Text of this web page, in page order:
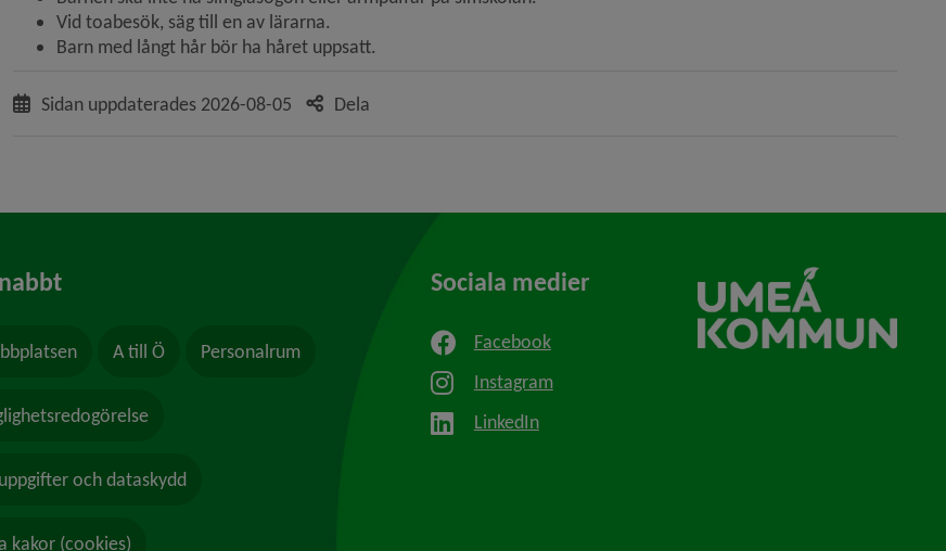
Vid toabesök, säg till en av lärarna.
Barn med långt hår bör ha håret uppsatt.
Sidan uppdaterades 2026-08-05 Dela
fönster.
A till Ö Personalrum
och dataskydd
kakor (cookies)
Sociala medier
Facebook
Instagram
LinkedIn